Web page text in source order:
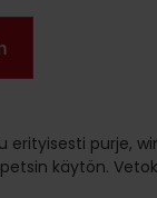
erityisesti purje,
käytön.